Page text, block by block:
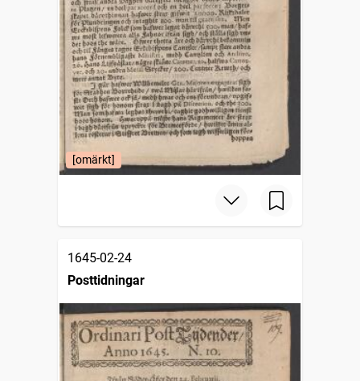
[omärkt]
1645-02-24
Posttidningar